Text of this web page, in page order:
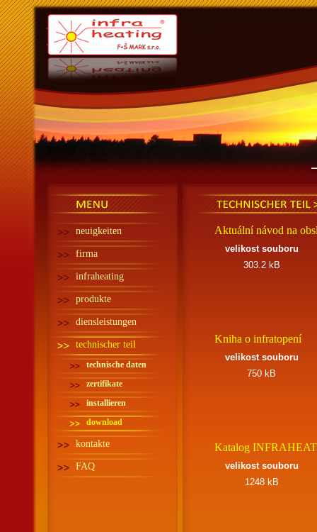
Infra heating - Infra
topení
TECHNISCHER TEIL
Aktuální návod na
velikost souboru
303.2 kB
Kniha o infratopení
velikost souboru
750 kB
Katalog
velikost souboru
1248 kB
MENU
neuigkeiten
firma
infraheating
produkte
diensleistungen
technischer teil
technische daten
zertifikate
installieren
download
kontakte
FAQ